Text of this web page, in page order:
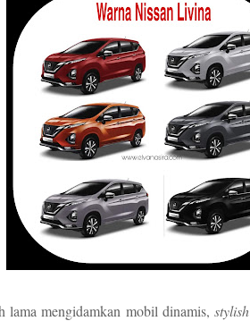
lama mengidamkan mobil dinamis,stylish